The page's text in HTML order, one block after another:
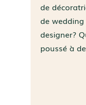
de
de
designer?
poussé à